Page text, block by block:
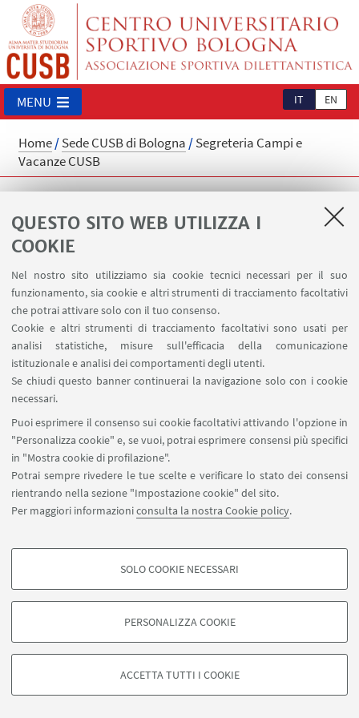
QUESTO SITO WEB UTILIZZA I
COOKIE
Nel nostro sito utilizziamo sia cookie tecnici necessari per il suo
funzionamento, sia cookie e altri strumenti di tracciamento facoltativi
che potrai attivare solo con il tuo consenso.
Cookie e altri strumenti di tracciamento facoltativi sono usati per
analisi statistiche, misure sull'efficacia della comunicazione
istituzionale e analisi dei comportamenti degli utenti.
Se chiudi questo banner continuerai la navigazione solo con i cookie
necessari.
Puoi esprimere il consenso sui cookie facoltativi attivando l'opzione in
"Personalizza cookie" e, se vuoi, potrai esprimere consensi più specifici
in "Mostra cookie di profilazione".
Potrai sempre rivedere le tue scelte e verificare lo stato dei consensi
rientrando nella sezione "Impostazione cookie" del sito.
Per maggiori informazioniconsulta la nostra Cookie policy.
COOKIE DI PROFILAZIONE - FACOLTATIVI
degli utenti, creare profili in base al loro comportamento sul sito, per analisi
di marketing.
Google/Youtube Video
SOLO COOKIE NECESSARI
PERSONALIZZA COOKIE
ACCETTA TUTTI I COOKIE
IT EN
MENU
Home/Sede CUSB di Bologna /Segreteria Campi e
Vacanze CUSB
cusb.camp@unibo.it
📍 Impianto Record - Via del Pilastro 8, Bologna
📞 051 6338105
⌚Orario di apertura
dal 9 febbraio al 7 giugno 2026
- Martedì: 16.30 - 18.30
- Giovedì: 16.30 - 18.30
- Venerdì: 16.30 - 18.30
dall'8 giugno al 21 luglio 2026
- Martedì: 16.30 - 18.30
- Giovedì: 16.30 - 18.30
Chiusura estiva: dal 22 luglio al 23 agosto 2026
Seguici su:
©Copyright 2026 - ALMA MATER STUDIORUM - Università di
Privacy- Note legali-Impostazioni Cookie